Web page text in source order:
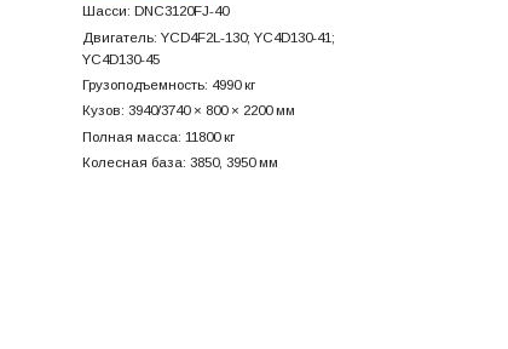
Шасси: DNC3120FJ-40
Двигатель: YCD4F2L-130; YC4D130-41;
YC4D130-45
Грузоподъемность: 4990 кг
Кузов: 3940/3740 × 800 × 2200 мм
Полная масса: 11800 кг
Колесная база: 3850, 3950 мм